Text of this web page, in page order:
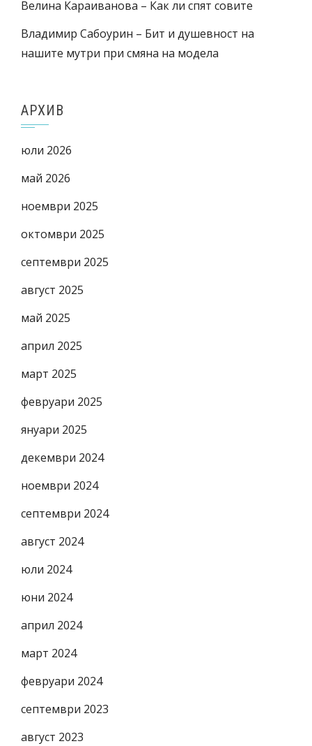
Велина Караиванова – Как ли спят совите
Владимир Сабоурин – Бит и душевност на
нашите мутри при смяна на модела
АРХИВ
юли 2026
май 2026
ноември 2025
октомври 2025
септември 2025
август 2025
май 2025
април 2025
март 2025
февруари 2025
януари 2025
декември 2024
ноември 2024
септември 2024
август 2024
юли 2024
юни 2024
април 2024
март 2024
февруари 2024
септември 2023
август 2023